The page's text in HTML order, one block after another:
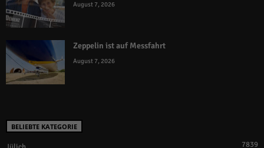
August 7, 2026
Zeppelin ist auf Messfahrt
August 7, 2026
BELIEBTE KATEGORIE
7839